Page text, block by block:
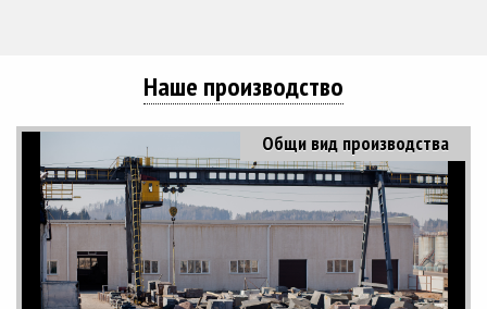
Наше производство
Общи вид производства